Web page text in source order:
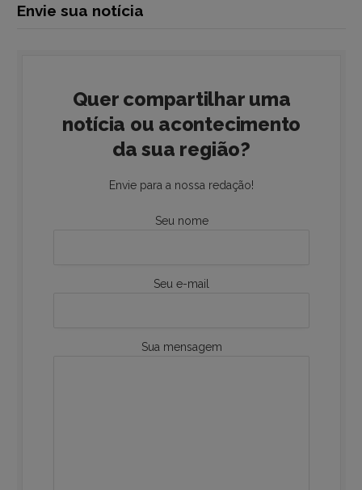
Envie sua notícia
Quer compartilhar uma
notícia ou acontecimento
da sua região?
Envie para a nossa redação!
Seu nome
Seu e-mail
Sua mensagem